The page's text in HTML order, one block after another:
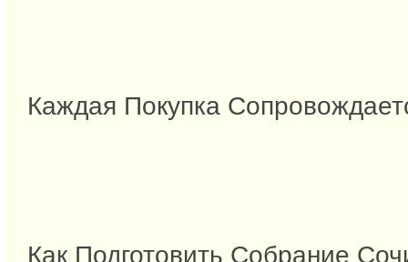
Каждая Покупка
Как Подготовить Собрание